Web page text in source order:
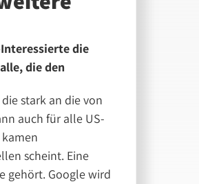
die
die den
stark an die von
auch für alle US-
scheint. Eine
gehört. Google wird